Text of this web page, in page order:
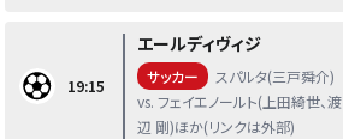
19:15
エールディヴィジ
サッカー
スパルタ(三戸舜介)
vs. フェイエノールト(上田綺世、渡
辺 剛)ほか(リンクは外部)